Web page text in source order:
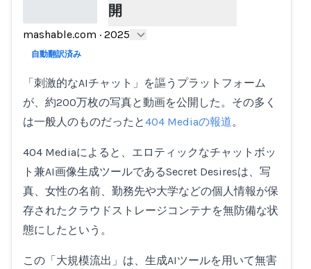
Loading...
開
mashable.com · 2025
自動翻訳済み
「刺激的なAIチャット」を謳うプラットフォーム
が、約200万枚の写真と動画を公開した。その多く
は一般人のものだったと404 Mediaの報道。
404 Mediaによると、エロティックなチャットボッ
ト兼AI画像生成ツールであるSecret Desiresは、写
真、女性の名前、勤務先や大学などの個人情報が保
存されたクラウドストレージコンテナを無防備な状
態にしたという。
この「大規模流出」は、生成AIツールを用いて無害